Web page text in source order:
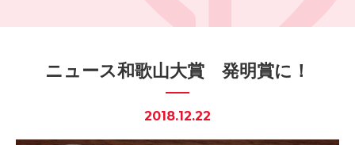
-ブログ
-学会発表情報
-お客様の声
-メディア紹介事例
ニュース和歌山大賞 発明賞に！
2018.12.22